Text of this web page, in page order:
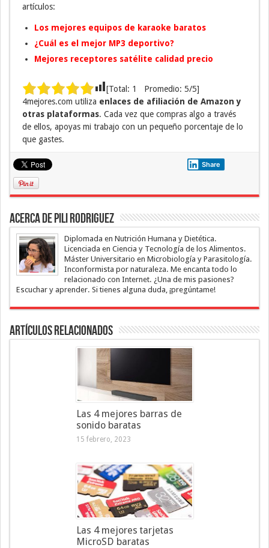
artículos:
Los mejores equipos de karaoke baratos
¿Cuál es el mejor MP3 deportivo?
Mejores receptores satélite calidad precio
[Total: 1 Promedio: 5/5]
4mejores.com utiliza enlaces de afiliación de Amazon y
otras plataformas. Cada vez que compras algo a través
de ellos, apoyas mi trabajo con un pequeño porcentaje de lo
que gastes.
Share
Acerca de Pili Rodriguez
Diplomada en Nutrición Humana y Dietética.
Licenciada en Ciencia y Tecnología de los Alimentos.
Máster Universitario en Microbiología y Parasitología.
Inconformista por naturaleza. Me encanta todo lo
relacionado con Internet. ¿Una de mis pasiones?
Escuchar y aprender. Si tienes alguna duda, ¡pregúntame!
Artículos Relacionados
Las 4 mejores barras de
sonido baratas
15 febrero, 2023
Las 4 mejores tarjetas
MicroSD baratas